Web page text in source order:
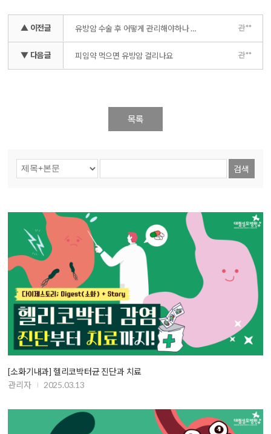
▲ 이전글 유방암 수술 후 어떻게 관리해야하나 재활의학과 명의 관**
▼ 다음글 피임약 먹으면 유방암 걸리나요 관**
목록
검색
[소화기내과] 헬리코박터균 진단과 치료
관리자
2025.03.13